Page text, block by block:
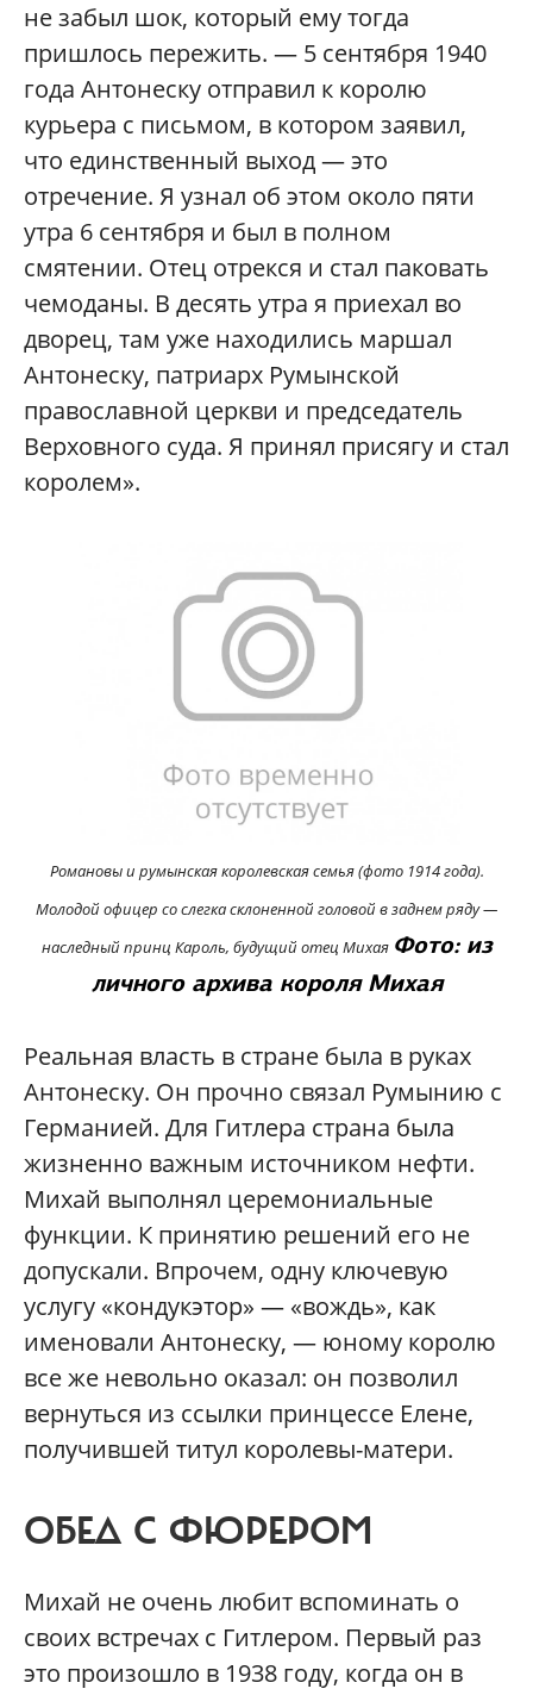
не забыл шок, который ему тогда
пришлось пережить. — 5 сентября 1940
года Антонеску отправил к королю
курьера с письмом, в котором заявил,
что единственный выход — это
отречение. Я узнал об этом около пяти
утра 6 сентября и был в полном
смятении. Отец отрекся и стал паковать
чемоданы. В десять утра я приехал во
дворец, там уже находились маршал
Антонеску, патриарх Румынской
православной церкви и председатель
Верховного суда. Я принял присягу и стал
королем».
Романовы и румынская королевская семья (фото 1914 года).
Молодой офицер со слегка склоненной головой в заднем ряду —
наследный принц Кароль, будущий отец Михая Фото: из
личного архива короля Михая
Реальная власть в стране была в руках
Антонеску. Он прочно связал Румынию с
Германией. Для Гитлера страна была
жизненно важным источником нефти.
Михай выполнял церемониальные
функции. К принятию решений его не
допускали. Впрочем, одну ключевую
услугу «кондукэтор» — «вождь», как
именовали Антонеску, — юному королю
все же невольно оказал: он позволил
вернуться из ссылки принцессе Елене,
получившей титул королевы-матери.
ОБЕД С ФЮРЕРОМ
Михай не очень любит вспоминать о
своих встречах с Гитлером. Первый раз
это произошло в 1938 году, когда он в